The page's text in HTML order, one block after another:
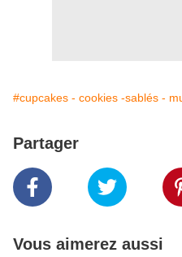
#cupcakes - cookies -sablés -
Partager
Vous aimerez aussi